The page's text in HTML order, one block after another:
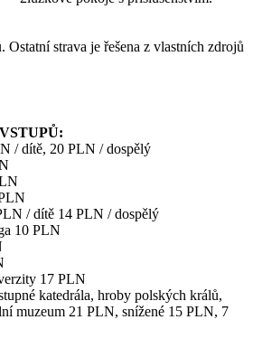
Ostatní strava je řešena z vlastních zdrojů
/ dítě, 20 PLN / dospělý
/ dítě 14 PLN / dospělý
10 PLN
17 PLN
katedrála, hroby polských králů,
muzeum 21 PLN, snížené 15 PLN, 7